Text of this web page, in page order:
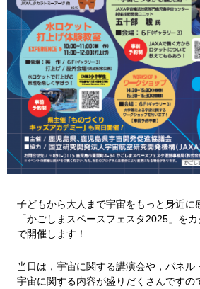
子どもから大人まで宇宙をもっと身近に
「かごしまスペースフェスタ2025」を
で開催します！
当日は，宇宙に関する講演会や，パネル
宇宙に関する内容が盛りだくさんですの